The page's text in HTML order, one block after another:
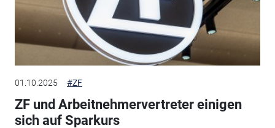
01.10.2025 #ZF
ZF und Arbeitnehmervertreter einigen
sich auf Sparkurs